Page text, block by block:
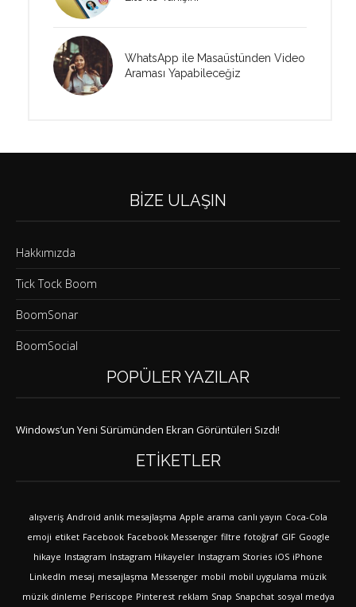
WhatsApp ile Masaüstünden Video
Araması Yapabileceğiz
BIZE ULAŞIN
Hakkımızda
Tick Tock Boom
BoomSonar
BoomSocial
POPÜLER YAZILAR
Windows’un Yeni Sürümünden Ekran Görüntüleri Sızdı!
ETIKETLER
alışveriş Android anlık mesajlaşma Apple arama canlı yayın Coca-Cola
emoji etiket Facebook Facebook Messenger filtre fotoğraf GIF Google
hikaye Instagram Instagram Hikayeler Instagram Stories iOS iPhone
LinkedIn mesaj mesajlaşma Messenger mobil mobil uygulama müzik
müzik dinleme Periscope Pinterest reklam Snap Snapchat sosyal medya